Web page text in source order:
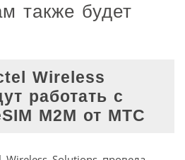
также будет
Wireless
работать с
M2M от МТС